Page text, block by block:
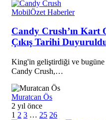
MobilÖzet Haberler
Candy Crush’ın Kart
Çıkış Tarihi
King'in geliştirdiği ve bugüne
Candy Crush,…
Muratcan Ös
2 yıl önce
1 2 3 … 25 26